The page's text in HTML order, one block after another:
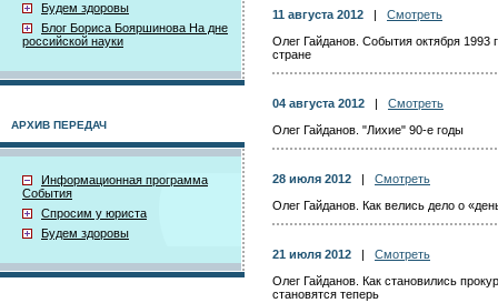
Будем здоровы
Блог Бориса Бояршинова На дне
российской науки
АРХИВ ПЕРЕДАЧ
Информационная программа
События
Спросим у юриста
Будем здоровы
11 августа 2012
Смотреть
Олег Гайданов. События октября 1993
стране
04 августа 2012
Смотреть
Олег Гайданов. "Лихие" 90-е годы
28 июля 2012
Смотреть
Олег Гайданов. Как велись дело о
21 июля 2012
Смотреть
Олег Гайданов. Как становились
становятся теперь